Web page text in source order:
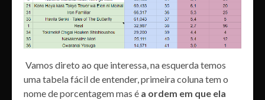
Vamos direto ao que interessa, na esquerda temos
uma tabela fácil de entender, primeira coluna tem o
nome de porcentagem mas é a ordem em que ela